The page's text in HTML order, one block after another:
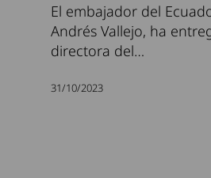
El embajador del
Andrés Vallejo, ha
directora del…
31/10/2023